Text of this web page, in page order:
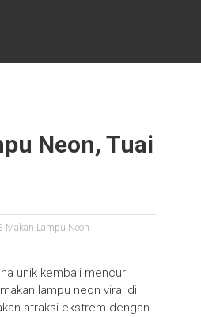
Neon, Tuai
Makan Lampu Neon
unik kembali mencuri
lampu neon viral di
atraksi ekstrem dengan